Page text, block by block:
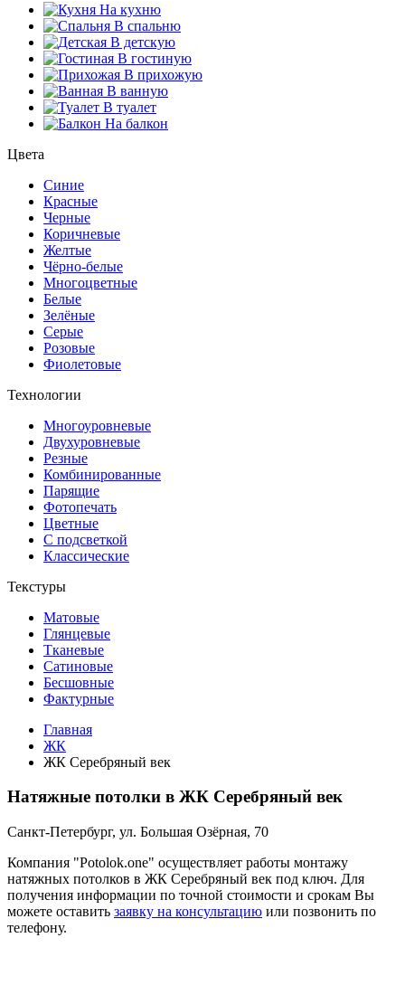
На кухню
В спальню
В детскую
В гостиную
В прихожую
В ванную
В туалет
На балкон
Цвета
Синие
Красные
Черные
Коричневые
Желтые
Чёрно-белые
Многоцветные
Белые
Зелёные
Серые
Розовые
Фиолетовые
Технологии
Многоуровневые
Двухуровневые
Резные
Комбинированные
Парящие
Фотопечать
Цветные
С подсветкой
Классические
Текстуры
Матовые
Глянцевые
Тканевые
Сатиновые
Бесшовные
Фактурные
Главная
ЖК
ЖК Серебряный век
Натяжные потолки в ЖК Серебряный век
Санкт-Петербург, ул. Большая Озёрная, 70
Компания "Potolok.one" осуществляет работы монтажу
натяжных потолков в ЖК Серебряный век под ключ. Для
получения информации по точной стоимости и срокам Вы
можете оставить заявку на консультацию или позвонить по
телефону.